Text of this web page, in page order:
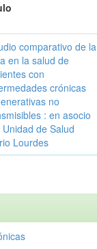
comparativo de la
en la salud de
con
crónicas
no
: en asocio
Unidad de Salud
Lourdes